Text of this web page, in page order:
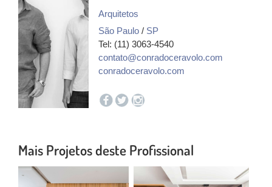
Arquitetos
São Paulo / SP
Tel: (11) 3063-4540
contato@conradoceravolo.com
conradoceravolo.com
Mais Projetos deste Profissional